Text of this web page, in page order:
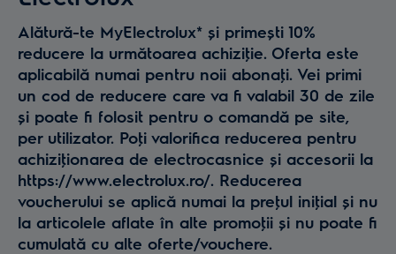
Alătură-te MyElectrolux* și primești 10%
reducere la următoarea achiziţie. Oferta este
aplicabilă numai pentru noii abonaţi. Vei primi
un cod de reducere care va fi valabil 30 de zile
și poate fi folosit pentru o comandă pe site,
per utilizator. Poţi valorifica reducerea pentru
achiziţionarea de electrocasnice și accesorii la
https://www.electrolux.ro/. Reducerea
voucherului se aplică numai la preţul iniţial și nu
la articolele aflate în alte promoţii și nu poate fi
cumulată cu alte oferte/vouchere.